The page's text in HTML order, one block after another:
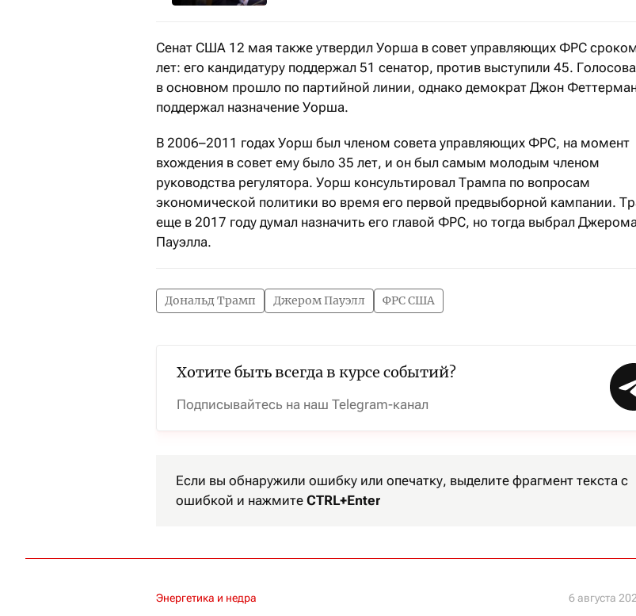
Сенат США 12 мая также утвердил Уорша в совет управляющих ФРС
лет: его кандидатуру поддержал 51 сенатор, против выступили 45.
в основном прошло по партийной линии, однако демократ Джон
поддержал назначение Уорша.
В 2006–2011 годах Уорш был членом совета управляющих ФРС, на момент
вхождения в совет ему было 35 лет, и он был самым молодым членом
руководства регулятора. Уорш консультировал Трампа по вопросам
экономической политики во время его первой предвыборной кампании.
еще в 2017 году думал назначить его главой ФРС, но тогда выбрал
Пауэлла.
Дональд Трамп Джером Пауэлл ФРС США
Хотите быть всегда в курсе событий?
Подписывайтесь на наш Telegram-канал
Если вы обнаружили ошибку или опечатку, выделите фрагмент текста с
ошибкой и нажмите CTRL+Enter
Энергетика и недра 6 августа